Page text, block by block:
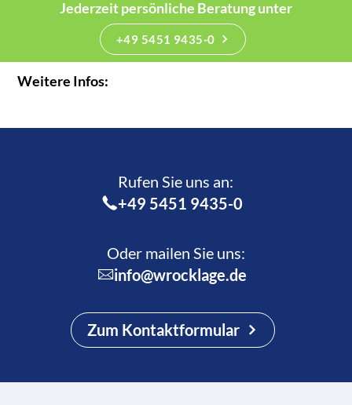
Jederzeit persönliche Beratung unter
+49 5451 9435-0
Weitere Infos:
Rufen Sie uns an:­
+49 5451 9435-0
Oder mailen Sie uns:
info@wrocklage.de
Zum Kontaktformular